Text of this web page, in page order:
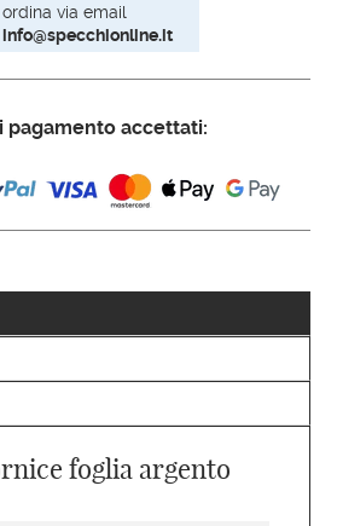
ordina via email
info@specchionline.it
pagamento accettati:
foglia argento